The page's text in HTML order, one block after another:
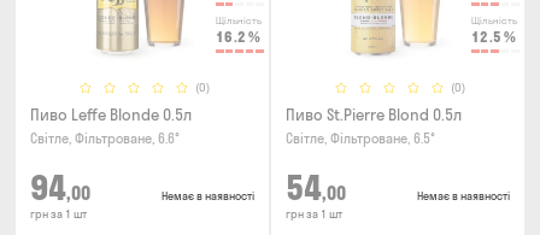
Щільність
16.2 %
(0)
Пиво Leffe Blonde 0.5л
Світле, Фільтроване, 6.6°
94,00
грн за 1 шт
Немає в наявності
Щільність
12.5 %
(0)
Пиво St.Pierre Blond 0.5л
Світле, Фільтроване, 6.5°
54,00
грн за 1 шт
Немає в наявності